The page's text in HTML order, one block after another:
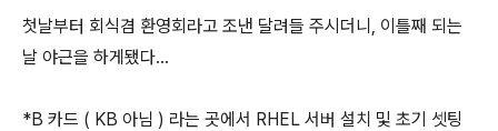
첫날부터 회식겸 환영회라고 조낸 달려들 주시더니, 이틀째 되는
날 야근을 하게됐다...
*B 카드 ( KB 아님 ) 라는 곳에서 RHEL 서버 설치 및 초기 셋팅